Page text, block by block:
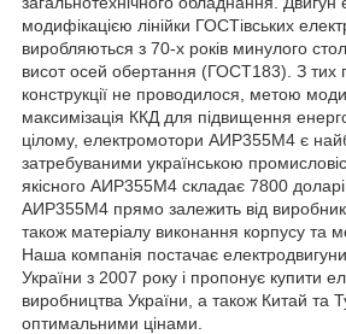
модифікацією лінійки ГОСТівських
виробляються з 70-х років минулого
висот осей обертання (ГОСТ183). З тих
конструкції не проводилося, метою
максимізація ККД для підвищення
цілому, електромотори АИР355М4 є
затребуваними українською
якісного АИР355М4 складає 7800
АИР355М4 прямо залежить від
також матеріалу виконання корпусу та
Наша компанія постачає
України з 2007 року і пропонує купити
виробництва України, а також Китай та
оптимальними цінами.